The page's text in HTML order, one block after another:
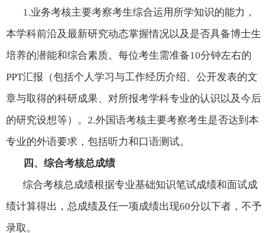
1.业务考核主要考察考生综合运用所学知识的能力，
本学科前沿及最新研究动态掌握情况以及是否具备博士生
培养的潜能和综合素质。每位考生需准备10分钟左右的
PPT汇报（包括个人学习与工作经历介绍、公开发表的文
章与取得的科研成果、对所报考学科专业的认识以及今后
的研究设想等）。 2.外国语考核主要考察考生是否达到本
专业的外语要求，包括听力和口语测试。
四、综合考核总成绩
综合考核总成绩根据专业基础知识笔试成绩和面试成
绩计算得出，总成绩及任一项成绩出现60分以下者，不予
录取。